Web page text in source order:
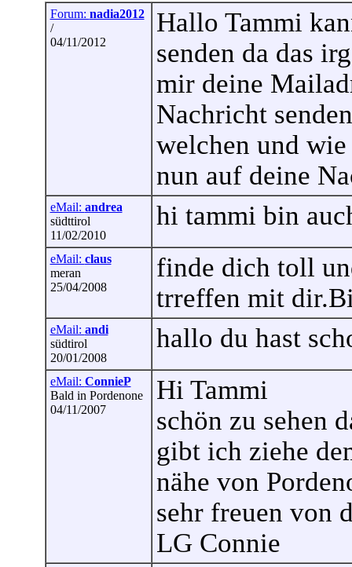
Forum: nadia2012
/
04/11/2012
Hallo Tammi
senden da das
mir deine
Nachricht
welchen und
nun auf deine
eMail: andrea
südttirol
11/02/2010
hi tammi bin
eMail: claus
meran
25/04/2008
finde dich toll
trreffen mit
eMail: andi
südtirol
20/01/2008
hallo du hast
eMail: ConnieP
Bald in Pordenone
04/11/2007
Hi Tammi
schön zu sehen
gibt ich ziehe
nähe von
sehr freuen von
LG Connie